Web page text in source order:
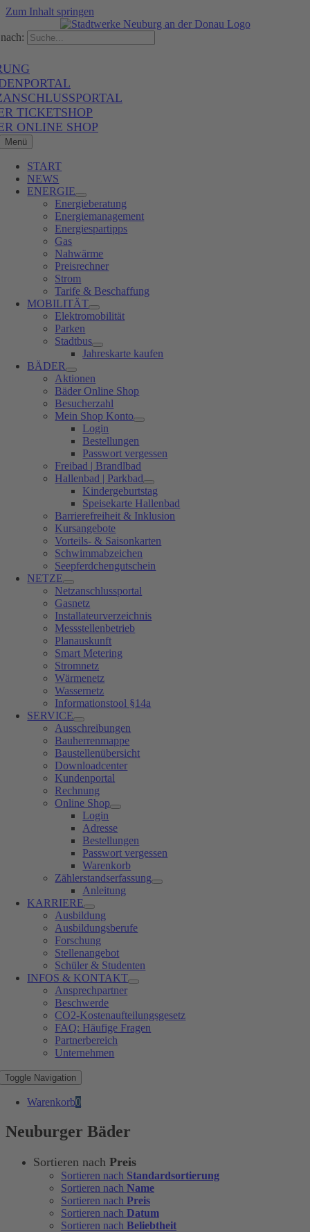
Zum Inhalt springen
TICKETSHOP
ONLINE SHOP
Menü
START
NEWS
ENERGIE
Energieberatung
Energiemanagement
Energiespartipps
Gas
Nahwärme
Preisrechner
Strom
Tarife & Beschaffung
MOBILITÄT
Elektromobilität
Parken
Stadtbus
Jahreskarte kaufen
BÄDER
Aktionen
Bäder Online Shop
Besucherzahl
Mein Shop Konto
Login
Bestellungen
Passwort vergessen
Freibad | Brandlbad
Hallenbad | Parkbad
Kindergeburtstag
Speisekarte Hallenbad
Barrierefreiheit & Inklusion
Kursangebote
Vorteils- & Saisonkarten
Schwimmabzeichen
Seepferdchengutschein
NETZE
Netzanschlussportal
Gasnetz
Installateurverzeichnis
Messstellenbetrieb
Planauskunft
Smart Metering
Stromnetz
Wärmenetz
Wassernetz
Informationstool §14a
SERVICE
Ausschreibungen
Bauherrenmappe
Baustellenübersicht
Downloadcenter
Kundenportal
Rechnung
Online Shop
Login
Adresse
Bestellungen
Passwort vergessen
Warenkorb
Zählerstandserfassung
Anleitung
KARRIERE
Ausbildung
Ausbildungsberufe
Forschung
Stellenangebot
Schüler & Studenten
INFOS & KONTAKT
Ansprechpartner
Beschwerde
CO2-Kostenaufteilungsgesetz
FAQ: Häufige Fragen
Partnerbereich
Unternehmen
Toggle Navigation
Warenkorb0
Neuburger Bäder
Sortieren nach Preis
Sortieren nach Standardsortierung
Sortieren nach Name
Sortieren nach Preis
Sortieren nach Datum
Sortieren nach Beliebtheit